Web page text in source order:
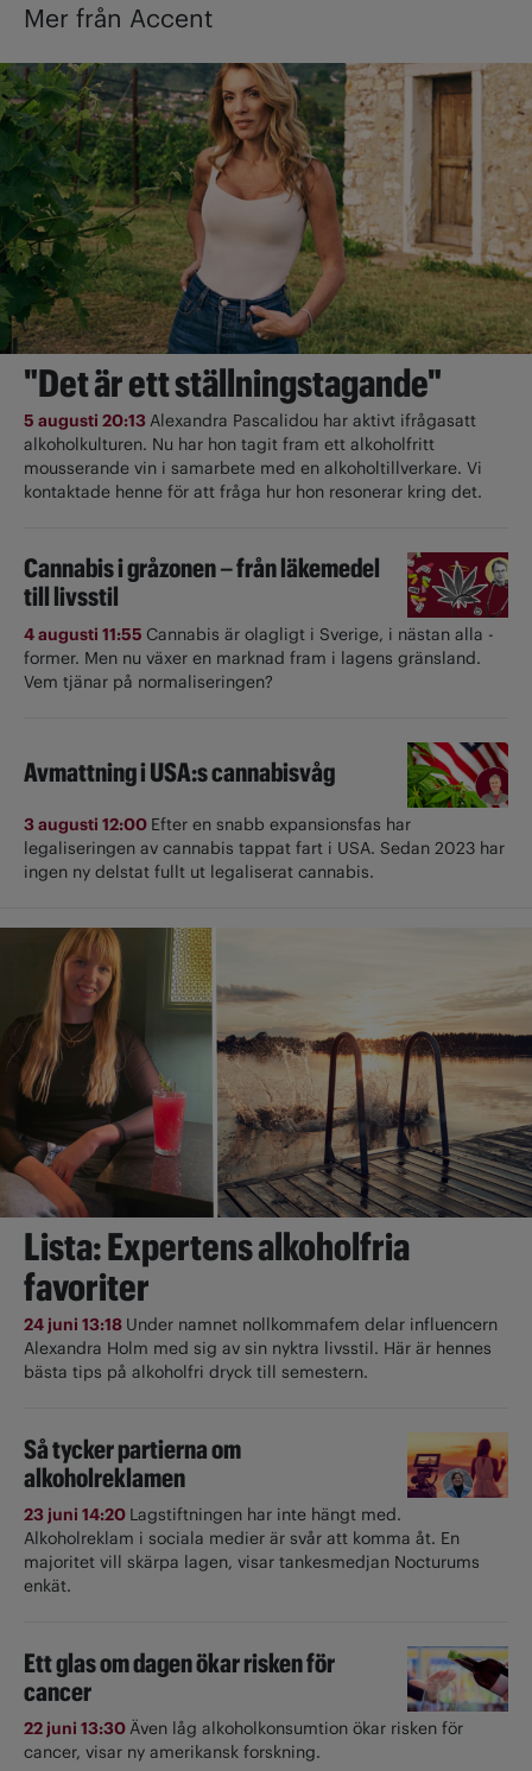
Mer från Accent
"Det är ett ställningstagande"
5 augusti 20:13 Alexandra Pascalidou har aktivt ifrågasatt
alkoholkulturen. Nu har hon tagit fram ett alkoholfritt
mousserande vin i samarbete med en alkoholtillverkare. Vi
kontaktade henne för att fråga hur hon resonerar kring det.
Cannabis i gråzonen – från läkemedel
till livsstil
4 augusti 11:55 Cannabis är olagligt i ­Sverige, i nästan alla ­
former. Men nu växer en marknad fram i lagens gränsland.
Vem tjänar på normaliseringen?
Avmattning i USA:s cannabisvåg
3 augusti 12:00 Efter en snabb expansionsfas har
legaliseringen av cannabis tappat fart i USA. Sedan 2023 har
ingen ny delstat fullt ut ­legaliserat cannabis.
Lista: Expertens alkoholfria
favoriter
24 juni 13:18 Under namnet nollkommafem delar influencern
Alexandra Holm med sig av sin nyktra livsstil. Här är hennes
bästa tips på alkoholfri dryck till semestern.
Så tycker partierna om
alkoholreklamen
23 juni 14:20 Lagstiftningen har inte hängt med.
Alkoholreklam i sociala medier är svår att komma åt. En
majoritet vill skärpa lagen, visar tankesmedjan Nocturums
enkät.
Ett glas om dagen ökar risken för
cancer
22 juni 13:30Även låg alkoholkonsumtion ökar risken för
cancer, visar ny amerikansk forskning.